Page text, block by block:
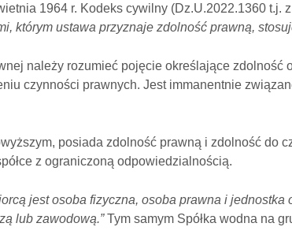
1964 r. Kodeks cywilny (Dz.U.2022.1360 t.j.
którym ustawa przyznaje zdolność prawną,
należy rozumieć pojęcie określające
czynności prawnych. Jest immanentnie
posiada zdolność prawną i zdolność do
z ograniczoną odpowiedzialnością.
jest osoba fizyczna, osoba prawna i jednostka
lub zawodową.”Tym samym Spółka wodna na